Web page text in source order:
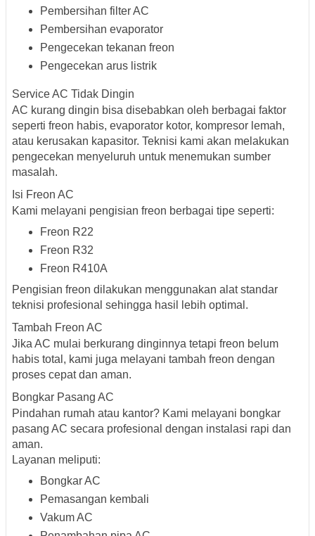
Pembersihan filter AC
Pembersihan evaporator
Pengecekan tekanan freon
Pengecekan arus listrik
Service AC Tidak Dingin
AC kurang dingin bisa disebabkan oleh berbagai faktor
seperti freon habis, evaporator kotor, kompresor lemah,
atau kerusakan kapasitor. Teknisi kami akan melakukan
pengecekan menyeluruh untuk menemukan sumber
masalah.
Isi Freon AC
Kami melayani pengisian freon berbagai tipe seperti:
Freon R22
Freon R32
Freon R410A
Pengisian freon dilakukan menggunakan alat standar
teknisi profesional sehingga hasil lebih optimal.
Tambah Freon AC
Jika AC mulai berkurang dinginnya tetapi freon belum
habis total, kami juga melayani tambah freon dengan
proses cepat dan aman.
Bongkar Pasang AC
Pindahan rumah atau kantor? Kami melayani bongkar
pasang AC secara profesional dengan instalasi rapi dan
aman.
Layanan meliputi:
Bongkar AC
Pemasangan kembali
Vakum AC